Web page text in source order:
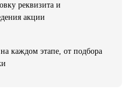
реквизита и
акции
каждом этапе, от подбора